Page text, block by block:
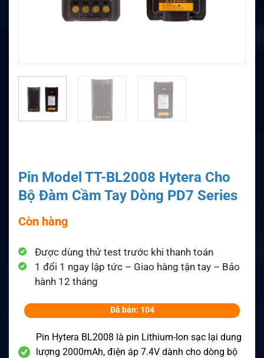
Pin Model TT-BL2008 Hytera Cho
Bộ Đàm Cầm Tay Dòng PD7 Series
Còn hàng
Được dùng thử test trước khi thanh toán
1 đổi 1 ngay lập tức – Giao hàng tận tay – Bảo
hành 12 tháng
Đã bán: 104
Pin Hytera BL2008 là pin Lithium-Ion sạc lại dung
lượng 2000mAh, điện áp 7.4V dành cho dòng bộ